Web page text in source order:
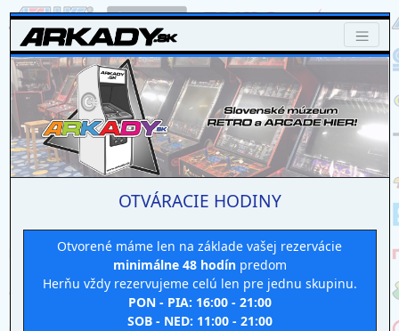
OTVÁRACIE HODINY
Otvorené máme len na základe vašej rezervácie
minimálne 48 hodínpredom
Herňu vždy rezervujeme celú len pre jednu skupinu.
PON - PIA: 16:00 - 21:00
SOB - NED: 11:00 - 21:00